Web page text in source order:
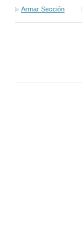
Armar Sección